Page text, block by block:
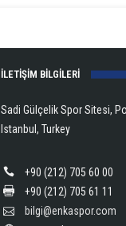
İLETİŞİM BİLGİLERİ
Sadi Gülçelik Spor Sitesi,
Istanbul, Turkey
+90 (212) 705 60 00
+90 (212) 705 61 11
bilgi@enkaspor.com